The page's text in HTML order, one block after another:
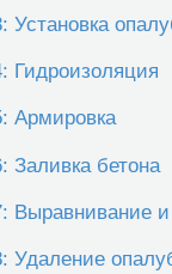
Установка
Гидроизоляция
Армировка
Заливка бетона
Выравнивание
Удаление